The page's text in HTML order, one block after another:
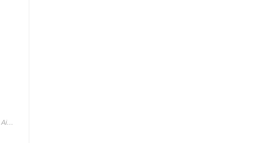
Арт.: Apple Macbook Air 13" M2 2022 MLY13